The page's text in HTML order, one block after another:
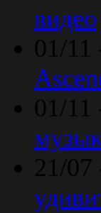
видео
01/11
01/11
21/07